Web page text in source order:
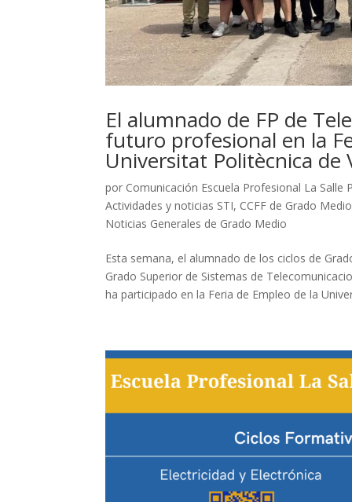
El alumnado de FP de
futuro profesional en la
Universitat Politècnica de
por Comunicación Escuela Profesional La Salle
Actividades y noticias STI, CCFF de Grado Medio
Noticias Generales de Grado Medio
Esta semana, el alumnado de los ciclos de
Grado Superior de Sistemas de
ha participado en la Feria de Empleo de la